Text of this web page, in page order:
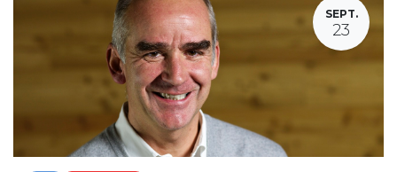
SEPT.
23